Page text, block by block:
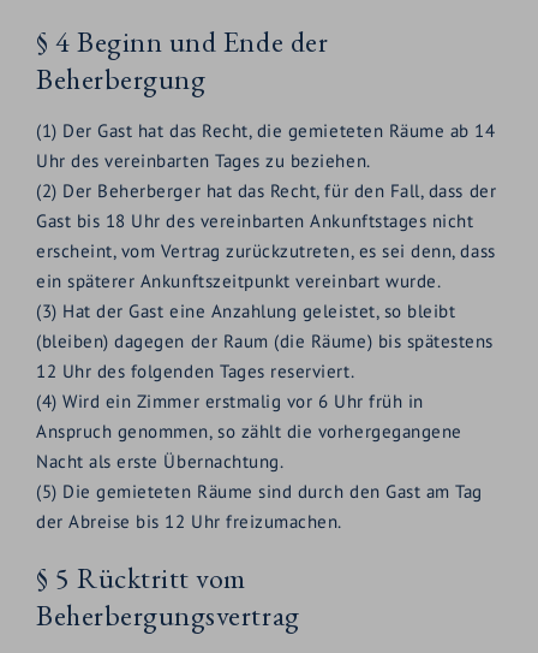
§ 4 Beginn und Ende der
Beherbergung
(1) Der Gast hat das Recht, die gemieteten Räume ab 14
Uhr des vereinbarten Tages zu beziehen.
(2) Der Beherberger hat das Recht, für den Fall, dass der
Gast bis 18 Uhr des vereinbarten Ankunftstages nicht
erscheint, vom Vertrag zurückzutreten, es sei denn, dass
ein späterer Ankunftszeitpunkt vereinbart wurde.
(3) Hat der Gast eine Anzahlung geleistet, so bleibt
(bleiben) dagegen der Raum (die Räume) bis spätestens
12 Uhr des folgenden Tages reserviert.
(4) Wird ein Zimmer erstmalig vor 6 Uhr früh in
Anspruch genommen, so zählt die vorhergegangene
Nacht als erste Übernachtung.
(5) Die gemieteten Räume sind durch den Gast am Tag
der Abreise bis 12 Uhr freizumachen.
§ 5 Rücktritt vom
Beherbergungsvertrag